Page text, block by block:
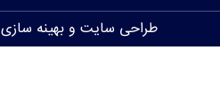
طراحی سایت وبهینه سازی